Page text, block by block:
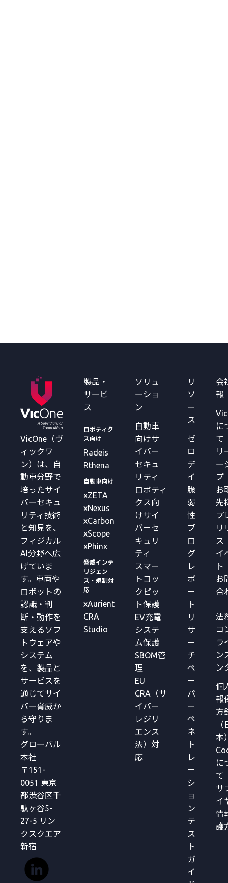
VicOne（ヴ
ィックワ
ン）は、自
動車分野で
培ったサイ
バーセキュ
リティ技術
と知見を、
フィジカル
AI分野へ広
げていま
す。車両や
ロボットの
認識・判
断・動作を
支えるソフ
トウェアや
システム
を、製品と
サービスを
通じてサイ
バー脅威か
ら守りま
す。
グローバル
本社
〒151-
0051 東京
都渋谷区千
駄ヶ谷5-
27-5 リン
クスクエア
新宿
製品・
サービ
ス
ロボティク
ス向け
Radeis
Rthena
自動車向け
xZETA
xNexus
xCarbon
xScope
xPhinx
脅威インテ
リジェン
ス・規制対
応
xAurient
CRA
Studio
ソリュ
ーショ
ン
自動車
向けサ
イバー
セキュ
リティ
ロボティ
クス向
けサイ
バーセ
キュリ
ティ
スマー
トコッ
クピッ
ト保護
EV充電
システ
ム保護
SBOM管
理
EU
CRA（サ
イバー
レジリ
エンス
法）対
応
リ
ソ
ー
ス
ゼ
ロ
デ
イ
脆
弱
性
ブ
ロ
グ
レ
ポ
ー
ト
リ
サ
ー
チ
ペ
ー
パ
ー
ペ
ネ
ト
レ
ー
シ
ョ
ン
テ
ス
ト
ガ
イ
会
報
に
て
リ
ー
プ
お
先
プ
リ
ス
イ
ト
お
合
法
コ
ラ
ン
ン
個
報
方
（
本
に
て
サ
イ
情
護